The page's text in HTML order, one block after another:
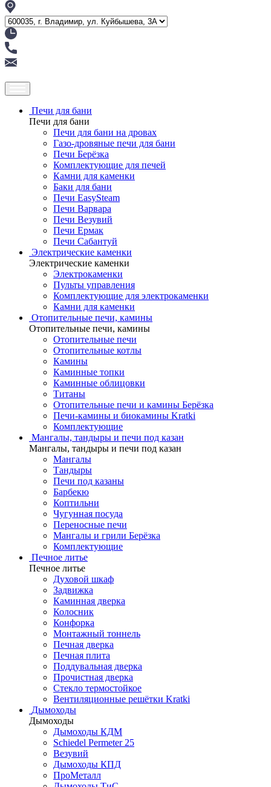
Печи для бани
Печи для бани
Печи для бани на дровах
Газо-дровяные печи для бани
Печи Берёзка
Комплектующие для печей
Камни для каменки
Баки для бани
Печи EasySteam
Печи Варвара
Печи Везувий
Печи Ермак
Печи Сабантуй
Электрические каменки
Электрические каменки
Электрокаменки
Пульты управления
Комплектующие для электрокаменки
Камни для каменки
Отопительные печи, камины
Отопительные печи, камины
Отопительные печи
Отопительные котлы
Камины
Каминные топки
Каминные облицовки
Титаны
Отопительные печи и камины Берёзка
Печи-камины и биокамины Kratki
Комплектующие
Мангалы, тандыры и печи под казан
Мангалы, тандыры и печи под казан
Мангалы
Тандыры
Печи под казаны
Барбекю
Коптильни
Чугунная посуда
Переносные печи
Мангалы и грили Берёзка
Комплектующие
Печное литье
Печное литье
Духовой шкаф
Задвижка
Каминная дверка
Колосник
Конфорка
Монтажный тоннель
Печная дверка
Печная плита
Поддувальная дверка
Прочистная дверка
Стекло термостойкое
Вентиляционные решётки Kratki
Дымоходы
Дымоходы
Дымоходы КДМ
Schiedel Permeter 25
Везувий
Дымоходы КПД
ПроМеталл